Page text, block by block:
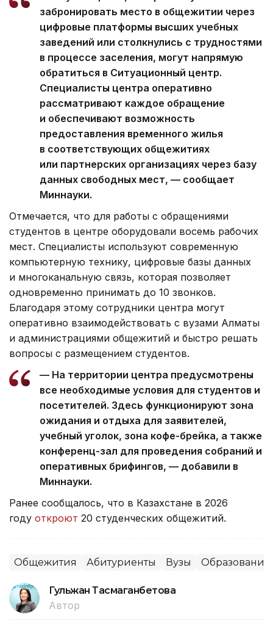
забронировать место в общежитии через
цифровые платформы высших учебных
заведений или столкнулись с трудностями
в процессе заселения, могут напрямую
обратиться в Ситуационный центр.
Специалисты центра оперативно
рассматривают каждое обращение
и обеспечивают возможность
предоставления временного жилья
в соответствующих общежитиях
или партнерских организациях через базу
данных свободных мест, — сообщает
Миннауки.
Отмечается, что для работы с обращениями
студентов в центре оборудовали восемь рабочих
мест. Специалисты используют современную
компьютерную технику, цифровые базы данных
и многоканальную связь, которая позволяет
одновременно принимать до 10 звонков.
Благодаря этому сотрудники центра могут
оперативно взаимодействовать с вузами Алматы
и администрациями общежитий и быстро решать
вопросы с размещением студентов.
— На территории центра предусмотрены
все необходимые условия для студентов и
посетителей. Здесь функционируют зона
ожидания и отдыха для заявителей,
учебный уголок, зона кофе-брейка, а также
конференц-зал для проведения собраний и
оперативных брифингов, — добавили в
Миннауки.
Ранее сообщалось, что в Казахстане в 2026
году откроют 20 студенческих общежитий.
Общежития Абитуриенты Вузы Образование
Гульжан Тасмаганбетова
Автор